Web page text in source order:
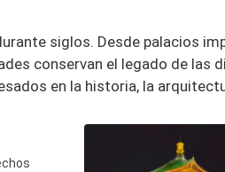
siglos. Desde palacios
conservan el legado de
en la historia, la